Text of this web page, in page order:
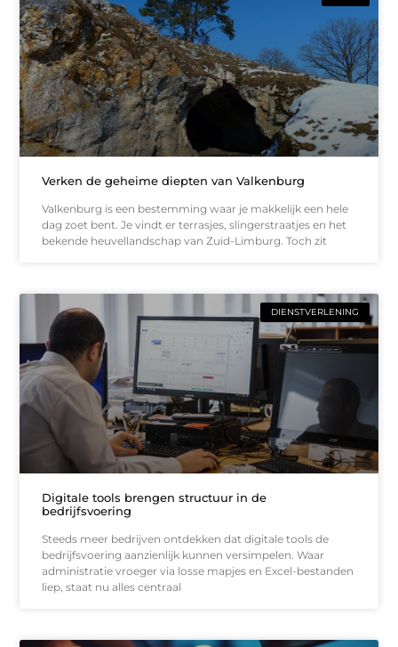
Verken de geheime diepten van Valkenburg
Valkenburg is een bestemming waar je makkelijk een hele
dag zoet bent. Je vindt er terrasjes, slingerstraatjes en het
bekende heuvellandschap van Zuid-Limburg. Toch zit
DIENSTVERLENING
Digitale tools brengen structuur in de
bedrijfsvoering
Steeds meer bedrijven ontdekken dat digitale tools de
bedrijfsvoering aanzienlijk kunnen versimpelen. Waar
administratie vroeger via losse mapjes en Excel-bestanden
liep, staat nu alles centraal